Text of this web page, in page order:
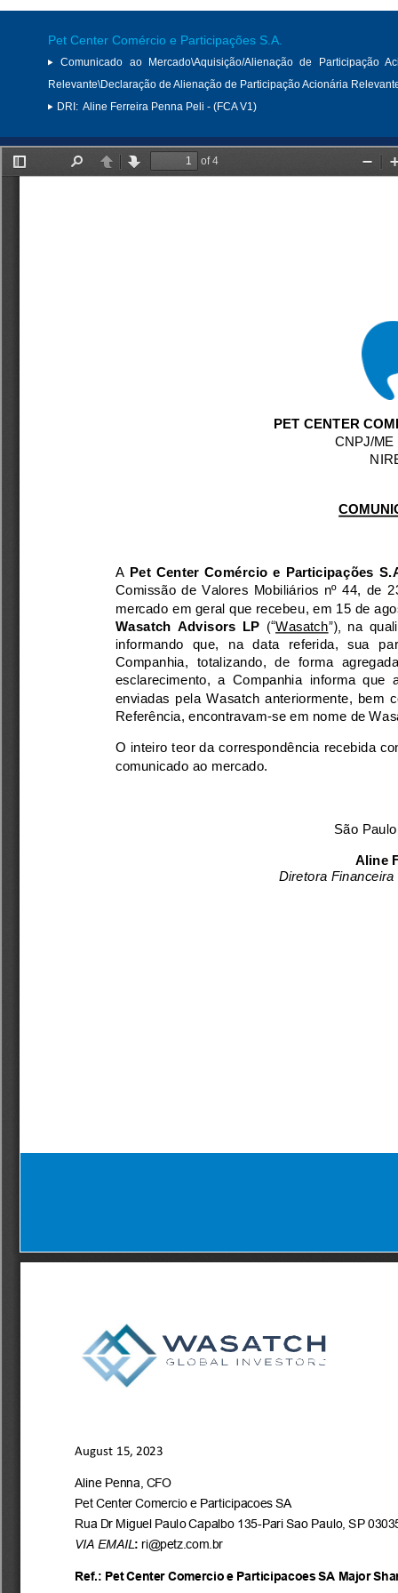
Pet Center Comércio e Participações S.A.
Comunicado ao Mercado\Aquisição/Alienação de Participação
Relevante\Declaração de Alienação de Participação Acionária
DRI: Aline Ferreira Penna Peli - (FCA V1)